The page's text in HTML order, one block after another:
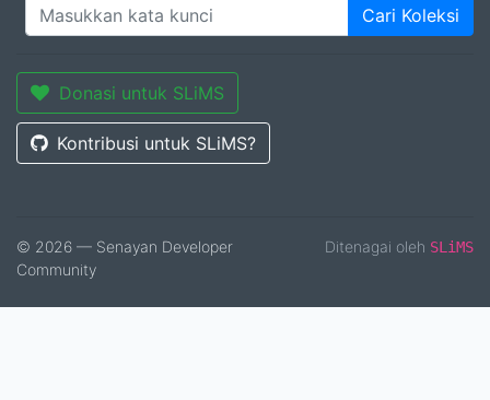
Cari Koleksi
Donasi untuk SLiMS
Kontribusi untuk SLiMS?
© 2026 — Senayan Developer
Community
Ditenagai oleh SLiMS